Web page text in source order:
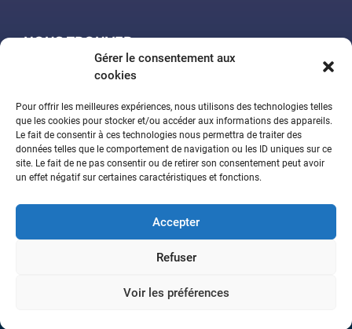
Gérer le consentement aux
cookies
Pour offrir les meilleures expériences, nous utilisons des technologies telles
que les cookies pour stocker et/ou accéder aux informations des appareils.
Le fait de consentir à ces technologies nous permettra de traiter des
données telles que le comportement de navigation ou les ID uniques sur ce
site. Le fait de ne pas consentir ou de retirer son consentement peut avoir
un effet négatif sur certaines caractéristiques et fonctions.
Accepter
Refuser
Voir les préférences
NOUS TROUVER
Polytech Nancy
Amphithéâtre Demange
2 rue Jean Lamour
54519 Vandœuvre-lès-Nancy
Contactez-nous
Mentions légales
Politique de confidentialité